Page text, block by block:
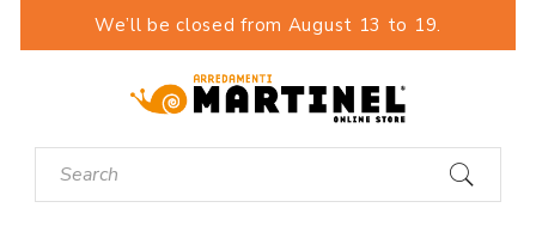
We’ll be closed from August 13 to 19.